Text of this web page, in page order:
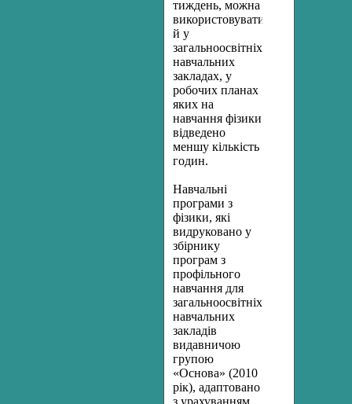
тиждень, можна
використовувати
й у
загальноосвітніх
навчальних
закладах, у
робочих планах
яких на
навчання фізики
відведено
меншу кількість
годин.
Навчальні
програми з
фізики, які
видруковано у
збірнику
програм з
профільного
навчання для
загальноосвітніх
навчальних
закладів
видавничою
групою
«Основа» (2010
рік), адаптовано
з урахуванням